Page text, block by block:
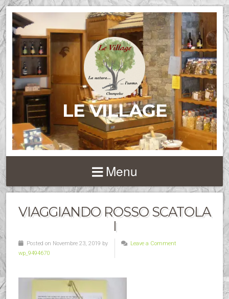
LE VILLAGE
Menu
VIAGGIANDO ROSSO SCATOLA
I
Posted on Novembre 23, 2019 by
wp_9494670
Leave a Comment